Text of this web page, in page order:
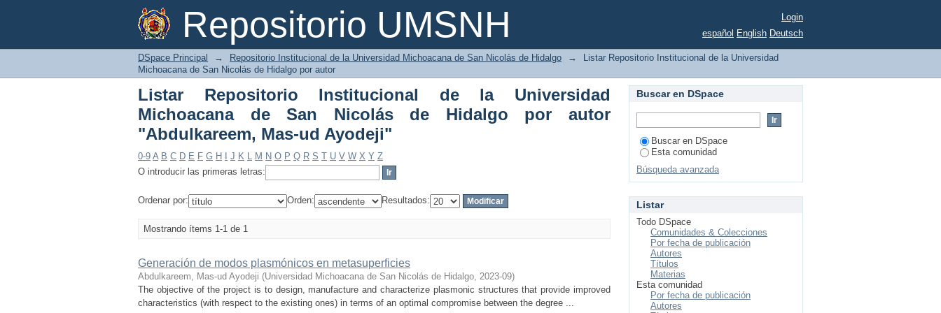
Repositorio UMSNH
Listar Repositorio Institucional de la Universidad Michoacana de San Nicolás de
Hidalgo por autor "Abdulkareem, Mas-ud Ayodeji"
Login
español English Deutsch
DSpace Principal → Repositorio Institucional de la Universidad Michoacana de San Nicolás de Hidalgo →
Listar Repositorio Institucional de la Universidad
Michoacana de San Nicolás de Hidalgo por autor
Listar Repositorio Institucional de la Universidad
Michoacana de San Nicolás de Hidalgo por autor
"Abdulkareem, Mas-ud Ayodeji"
0-9 A B C D E F G H J K L M N O P Q R S T U V W X Y Z
O introducir las primeras letras:
Ordenar por: Orden: Resultados:
Mostrando ítems 1-1 de 1
Generación de modos plasmónicos en metasuperficies
Abdulkareem, Mas-ud Ayodeji (Universidad Michoacana de San Nicolás de Hidalgo, 2023-09)
The objective of the project is to design, manufacture and characterize plasmonic structures that provide improved
characteristics (with respect to the existing ones) in terms of an optimal compromise between the degree ...
Buscar en DSpace
Buscar en DSpace
Esta comunidad
Búsqueda avanzada
Listar
Todo DSpace
Comunidades & Colecciones
Por fecha de publicación
Autores
Títulos
Materias
Esta comunidad
Por fecha de publicación
Autores